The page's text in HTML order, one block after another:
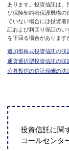
あります。投資信託は、
び保険契約者保護機構の
ていない場合には投資者
証および利回り保証のい
を下回る場合があります
追加型株式投資信託の収
通貨選択型投資信託の収
公募投信の信託報酬の決
投資信託に関
コールセンタ